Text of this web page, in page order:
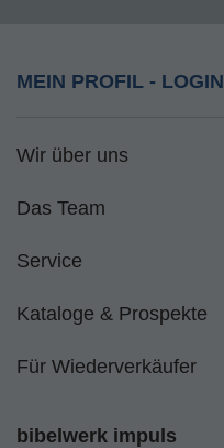
MEIN PROFIL - LOGIN
Wir über uns
Das Team
Service
Kataloge & Prospekte
Für Wiederverkäufer
bibelwerk impuls